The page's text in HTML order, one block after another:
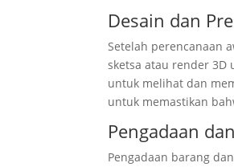
Desain dan
Setelah perencanaan
sketsa atau render
untuk melihat dan
untuk memastikan
Pengadaan
Pengadaan barang